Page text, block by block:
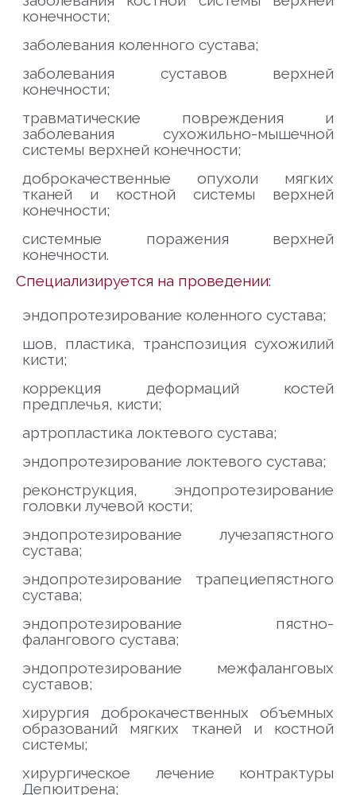
конечности;
заболевания коленного сустава;
заболевания суставов верхней
конечности;
травматические повреждения и
заболевания сухожильно-мышечной
системы верхней конечности;
доброкачественные опухоли мягких
тканей и костной системы верхней
конечности;
системные поражения верхней
конечности.
Специализируется на проведении:
эндопротезирование коленного сустава;
шов, пластика, транспозиция сухожилий
кисти;
коррекция деформаций костей
предплечья, кисти;
артропластика локтевого сустава;
эндопротезирование локтевого сустава;
реконструкция, эндопротезирование
головки лучевой кости;
эндопротезирование лучезапястного
сустава;
эндопротезирование трапециепястного
сустава;
эндопротезирование пястно-
фалангового сустава;
эндопротезирование межфаланговых
суставов;
хирургия доброкачественных объемных
образований мягких тканей и костной
системы;
хирургическое лечение контрактуры
Депюитрена;